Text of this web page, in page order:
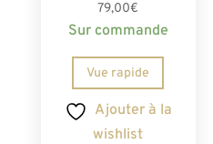
79,00€
Sur commande
Vue rapide
Ajouter à la
wishlist